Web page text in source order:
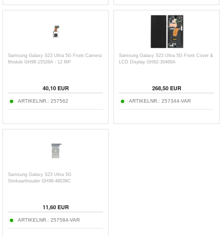
Samsung Galaxy S23 Ultra 5G Front Camera
Module GH96-15526A - 12 MP
40,10EUR
ARTIKELNR.: 257562
Samsung Galaxy S23 Ultra 5G Front Cover &
LCD Display GH82-30466A
268,50EUR
ARTIKELNR.: 257344-VAR
Samsung Galaxy S23 Ultra 5G
Simkaarthouder GH98-48039C
11,60EUR
ARTIKELNR.: 257584-VAR